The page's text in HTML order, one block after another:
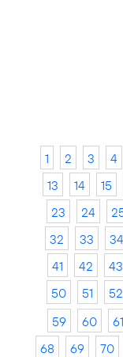
1 2 3 4
13
14 15
23
24
32
33 34
41
42 43
50
51 52
59
60 61
68
69 70